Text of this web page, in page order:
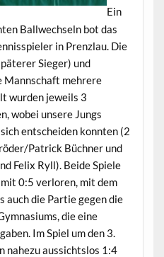
Ein
Ballwechseln bot das
in Prenzlau. Die
Sieger) und
Mannschaft mehrere
wurden jeweils 3
wobei unsere Jungs
entscheiden konnten (2
Patrick Büchner und
Felix Ryll). Beide Spiele
0:5 verloren, mit dem
auch die Partie gegen die
die eine
Im Spiel um den 3.
nahezu aussichtslos 1:4